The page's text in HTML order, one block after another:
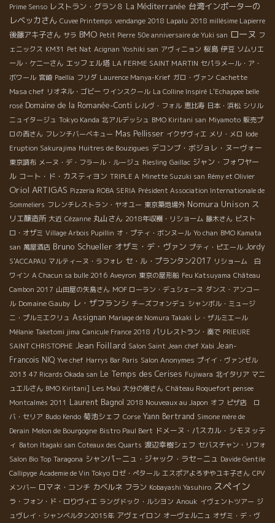
Prime Senso レストラン・グラン８ La Méditerranée 台湾インポーターの
レベッカさん Cuvee Printemps vendange 2018 Lapalu 2018 millésime Lapierre
後藤アキ子さん サラ BMO Petit Pierre 50e anniversaire de Yuki san ローヌ フ
ェニックス KM31 Pet Nat Acignan Yoshiki san アヴィニョン 桜島 伊豆 ソムリエ
ール・ケニーさん エッフェル塔 LA FERME SAINT MARTIN セパラメール・ア・
ボワール 宮崎 Paellia フリダ Laurence Manya-Krief ガロ・ヴァン Cachette
Masa chef リオネル・ゴビー ワインスクール La Colline Inspiré L'Echappee belle
rosé Domaine de la Romanée-Conti レルヴ・フォル 恵比寿 日本・浜松 シリル
ニュイタージュ Tokyo Kanda 北アルデッシュ BMO Kiritani san Miyamoto 販売プ
ロの西さん フレンチバーベキュー Mas Pellisser イクザヴィエ メリ・メロ Iode
Eruption Sakurajima Huitres de Bouzigues デコンブ・ボジョレ・ヌーヴォー
東京調布 メーヌ・デ・フラール・ルージュ Riesling Gaillac ジャン・フォワヤー
ル コート・ド・カスティヨン TRIPLE A Minette Suzuki san Rémy et Olivier
Oriol ARTIGAS Pizzeria ROBA SERIA Président Association Internationale de
Sommeliers フレンチレストラン・ヤオユー 東京築地場外 Nomura Unison ス
リエ醸造所 大近 Cézanne 丸山さん 2018年収穫・リショーム 藤木さん ビスト
ロ・オザミ Village Arbois Pupillin オ・プティ・ボンヌール Yo chan BMO Kamata
san 萬屋酒店 Bruno Schueller オザミ・デ・ヴァン プティ・ピエール Jordy
S'ACCAPAU マルティーヌ・ラフォレ セ・ル・プランタン2017 リショーム 白
ワイン A Chacun sa bulle 2016 Aveyron 東京の屋形船 Feu Katsuyama Château
Cambon 2017 山田屋の矢島さん MOF ローラン・デュシェーヌ ダンス・アンコー
ル Domaine Gauby レ・ザフランシ チーズフォンデュ シャンボル・ミュージ
ニ・プルミエクリュ Assignan Mariage de Nomura Takaki レ・ザルミエール
Mélanie Taketomi jima Canicule France 2018 パリレストラン・奏で PRIEURE
SAINT CHRISTOPHE Jean Foillard Salon Saint Jean chef Xabi Jean-
Francois NIQ Yve chef Harrys Bar Paris Salon Anonymes プイイ・ヴァンゼル
2013 47 Ricards Okada san Le Temps des Cerises Fujiwara 北イタリア マニ
ュエルさん BMO Kiritani] Les Maù 大分の俊さん Château Roquefort pensee
Montcalmès 2011 Laurent Bagnol 2018 Nouveaux au Japon オフ ピザ店 ロ
バ・セリア Budo Kendo 菊池シェフ Corse Yann Bertrand Simone mère de
Derain Melon de Bourgogne Bistro Paul Bert ドメーヌ・パスカル・シモヌッテ
ィ Baton Itagaki san Coteaux des Quarts 渡辺幸樹シェフ セバスチャン・リフォ
Salon Bio Top Taragona シャンパ－ニュ・ジャック・ラセ－ニュ Davide Gentile
Callipyge Academie de Vin Tokyo ロゼ・ぺタール エスポアよろずやユキ子さん CPV
メンバー ロマネ・コンチ カベルネ フラン Kobayashi Yasuhiro スペイン
ラ・フォン・ド・ロりヴィエ ラングドック・ルシヨン Anouk イヴェントツアー ジ
ュヴレイ・シャンベルタン2015年 アヴェイロン オーヴェルニュ オザミ・デ・ヴ